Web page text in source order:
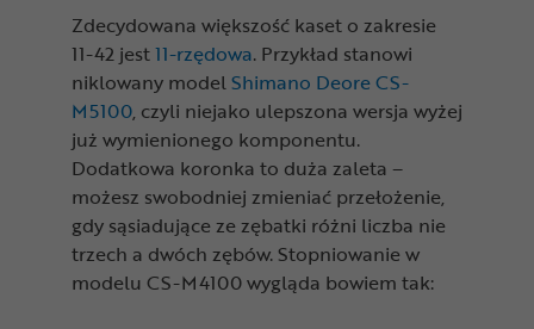
Zdecydowana większość kaset o zakresie
11-42 jest11-rzędowa. Przykład stanowi
niklowany modelShimano Deore CS-
M5100, czyli niejako ulepszona wersja wyżej
już wymienionego komponentu.
Dodatkowa koronka to duża zaleta –
możesz swobodniej zmieniać przełożenie,
gdy sąsiadujące ze zębatki różni liczba nie
trzech a dwóch zębów. Stopniowanie w
modelu CS-M4100 wygląda bowiem tak: